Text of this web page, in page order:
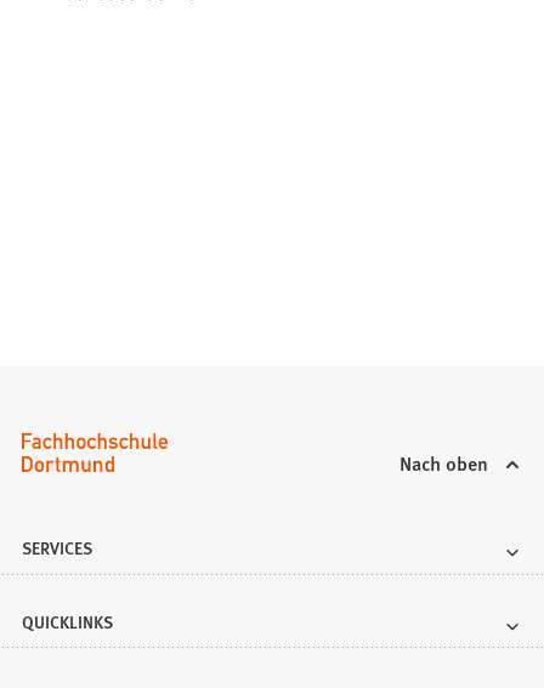
Nach oben
SERVICES
QUICKLINKS